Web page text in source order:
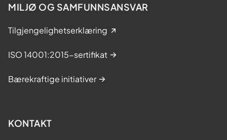
MILJØ OG SAMFUNNSANSVAR
Tilgjengelighetserklæring
ISO 14001:2015-sertifikat
Bærekraftige initiativer
KONTAKT